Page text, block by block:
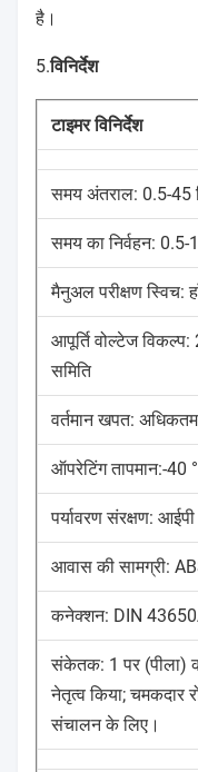
है।
5.विनिर्देश
टाइमर विनिर्देश
समय अंतराल: 0.5-45
समय का निर्वहन:
मैनुअल परीक्षण स्विच:
आपूर्ति वोल्टेज
समिति
वर्तमान खपत:
ऑपरेटिंग तापमान:-40
पर्यावरण संरक्षण:
आवास की सामग्री:
कनेक्शन: DIN
संकेतक: 1 पर (पीला)
नेतृत्व किया; चमकदार
संचालन के लिए।